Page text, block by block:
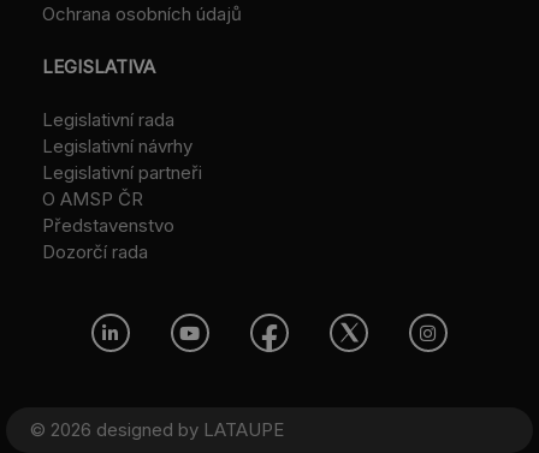
Ochrana osobních údajů
LEGISLATIVA
Legislativní rada
Legislativní návrhy
Legislativní partneři
O AMSP ČR
Představenstvo
Dozorčí rada
© 2026 designed by LATAUPE